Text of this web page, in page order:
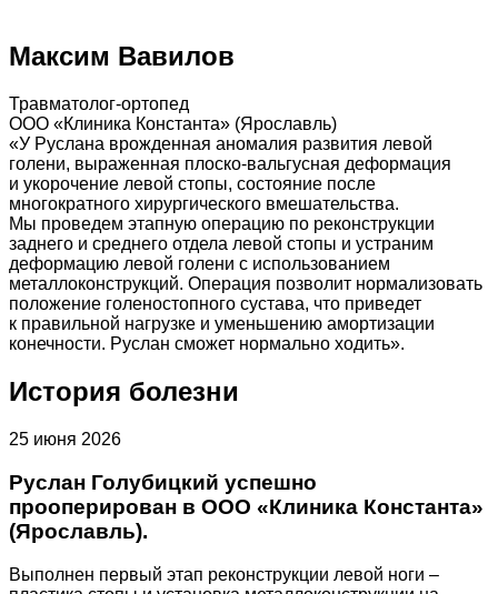
Максим Вавилов
Травматолог-ортопед
ООО «Клиника Константа» (Ярославль)
«У Руслана врожденная аномалия развития левой
голени, выраженная плоско-вальгусная деформация
и укорочение левой стопы, состояние после
многократного хирургического вмешательства.
Мы проведем этапную операцию по реконструкции
заднего и среднего отдела левой стопы и устраним
деформацию левой голени с использованием
металлоконструкций. Операция позволит нормализовать
положение голеностопного сустава, что приведет
к правильной нагрузке и уменьшению амортизации
конечности. Руслан сможет нормально ходить».
История болезни
25 июня 2026
Руслан Голубицкий успешно
прооперирован в ООО «Клиника Константа»
(Ярославль).
Выполнен первый этап реконструкции левой ноги –